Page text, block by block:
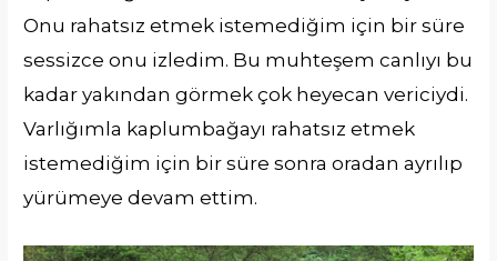
Onu rahatsız etmek istemediğim için bir süre
sessizce onu izledim. Bu muhteşem canlıyı bu
kadar yakından görmek çok heyecan vericiydi.
Varlığımla kaplumbağayı rahatsız etmek
istemediğim için bir süre sonra oradan ayrılıp
yürümeye devam ettim.